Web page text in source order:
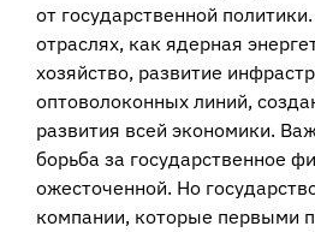
от государственной
отраслях, как ядерная
хозяйство, развитие
оптоволоконных линий,
развития всей экономики.
борьба за государственное
ожесточенной. Но
компании, которые первыми